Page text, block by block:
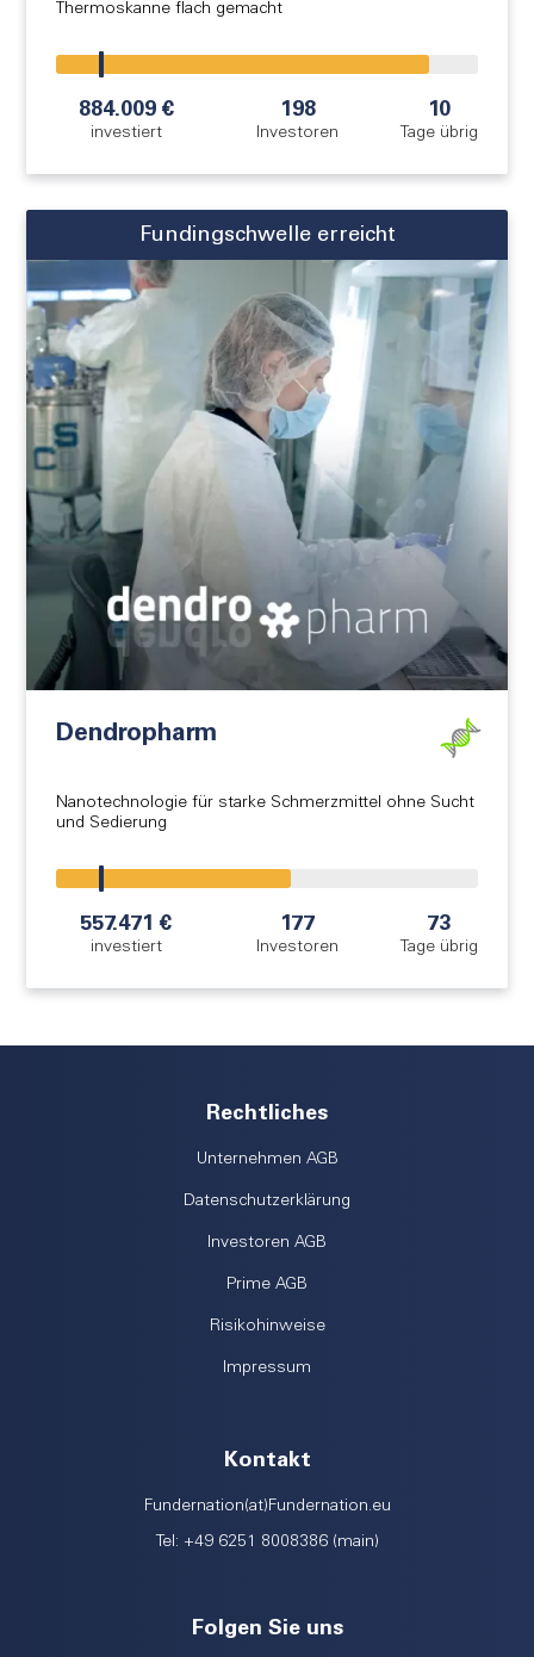
Thermoskanne flach gemacht
884.009 €
investiert
198
Investoren
10
Tage übrig
Fundingschwelle erreicht
Dendropharm
Nanotechnologie für starke Schmerzmittel ohne Sucht
und Sedierung
557.471 €
investiert
177
Investoren
73
Tage übrig
Rechtliches
Unternehmen AGB
Datenschutzerklärung
Investoren AGB
Prime AGB
Risikohinweise
Impressum
Kontakt
Fundernation(at)Fundernation.eu
Tel: +49 6251 8008386 (main)
Folgen Sie uns